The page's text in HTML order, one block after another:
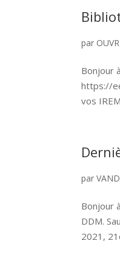
par
Bonjour
https://
vos
par
Bonjour
DDM.
2021,